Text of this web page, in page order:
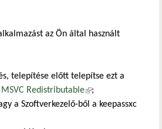
az Ön által használt
telepítése előtt telepítse ezt a
MSVC Redistributable(külső hivatkozás)
;
a Szoftverkezelő-ből a keepassxc